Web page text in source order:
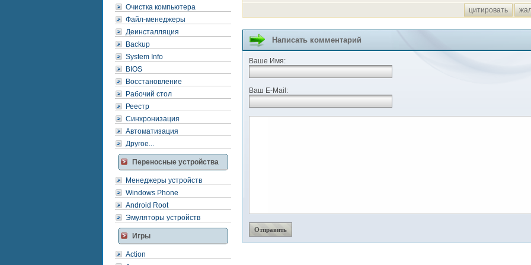
Очистка компьютера
Файл-менеджеры
Деинсталляция
Backup
System Info
BIOS
Восстановление
Рабочий стол
Реестр
Синхронизация
Автоматизация
Другое...
Переносные устройства
Менеджеры устройств
Windows Phone
Android Root
Эмуляторы устройств
Игры
Action
цитировать
Написать комментарий
Ваше Имя:
Ваш E-Mail: